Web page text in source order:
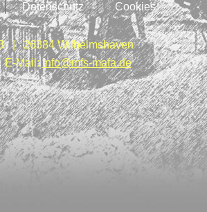
Datenschutz Cookies
| 26384 Wilhelmshaven
E-Mail:info@mfs-mafa.de